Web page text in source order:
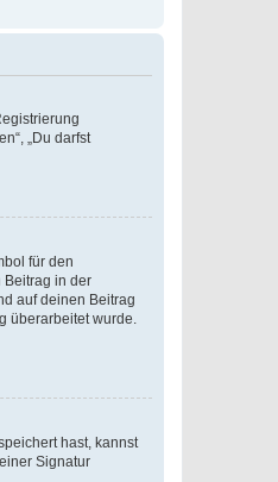
„Du darfst
für den
Beitrag in der
auf deinen Beitrag
überarbeitet wurde.
hast, kannst
Signatur